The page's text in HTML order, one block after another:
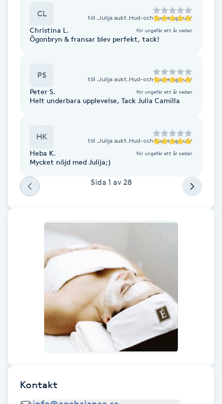
Fransrengöring
Frekvensterapi
Friskvårdsmassage
Funktionsanalys
Färgning
Föning
Gellack med förstärkning
Gravidyoga
CL till .Julija aukt.Hud-och Spaterapeut /
Christina L. för ungefär ett år sedan
Ögonbryn & fransar blev perfekt, tack!
PS till .Julija aukt.Hud-och Spaterapeut /
Peter S. för ungefär ett år sedan
Helt underbara upplevelse, Tack Julia Camilla
HK till .Julija aukt.Hud-och Spaterapeut /
Heba K. för ungefär ett år sedan
Mycket nöjd med Julija;)
Sida 1 av 28
Kontakt